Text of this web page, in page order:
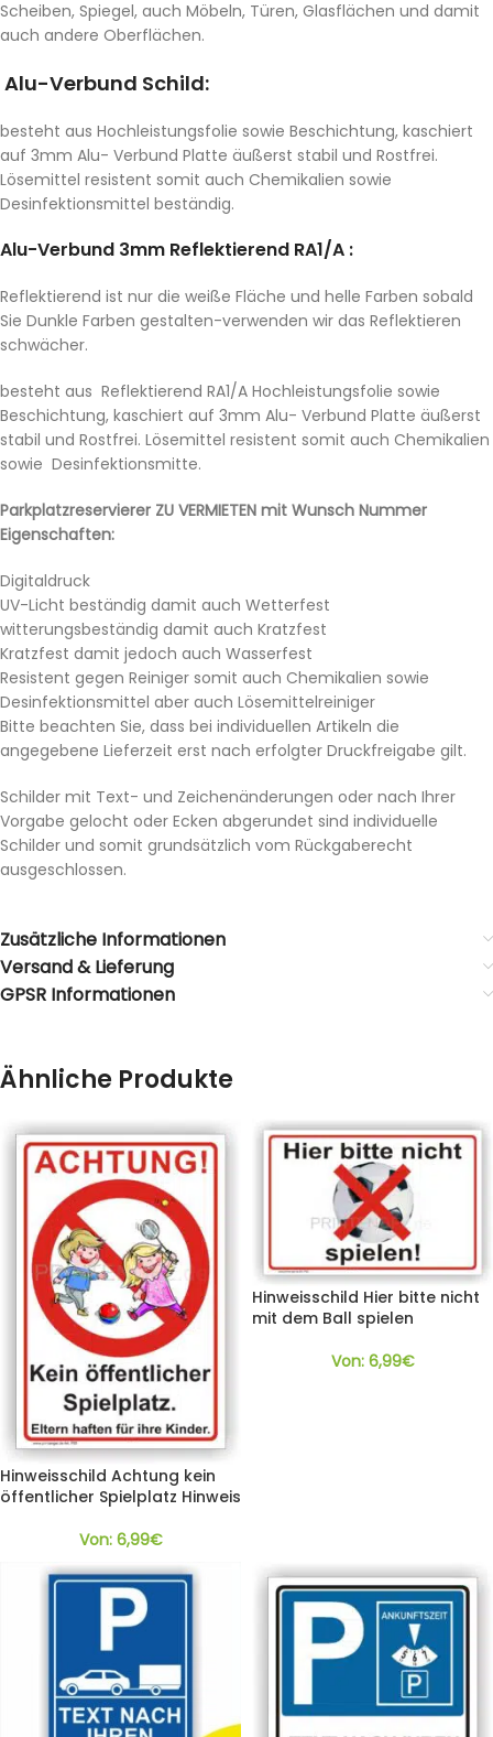
Scheiben, Spiegel, auch Möbeln, Türen, Glasflächen und damit
auch andere Oberflächen.
Alu-Verbund Schild:
besteht aus Hochleistungsfolie sowie Beschichtung, kaschiert
auf 3mm Alu- Verbund Platte äußerst stabil und Rostfrei.
Lösemittel resistent somit auch Chemikalien sowie
Desinfektionsmittel beständig.
Alu-Verbund 3mm Reflektierend RA1/A :
Reflektierend ist nur die weiße Fläche und helle Farben sobald
Sie Dunkle Farben gestalten-verwenden wir das Reflektieren
schwächer.
besteht aus Reflektierend RA1/A Hochleistungsfolie sowie
Beschichtung, kaschiert auf 3mm Alu- Verbund Platte äußerst
stabil und Rostfrei. Lösemittel resistent somit auch Chemikalien
sowie Desinfektionsmitte.
Parkplatzreservierer ZU VERMIETEN mit Wunsch Nummer
Eigenschaften:
Digitaldruck
UV-Licht beständig damit auch Wetterfest
witterungsbeständig damit auch Kratzfest
Kratzfest damit jedoch auch Wasserfest
Resistent gegen Reiniger somit auch Chemikalien sowie
Desinfektionsmittel aber auch Lösemittelreiniger
Bitte beachten Sie, dass bei individuellen Artikeln die
angegebene Lieferzeit erst nach erfolgter Druckfreigabe gilt.
Schilder mit Text- und Zeichenänderungen oder nach Ihrer
Vorgabe gelocht oder Ecken abgerundet sind individuelle
Schilder und somit grundsätzlich vom Rückgaberecht
ausgeschlossen.
Zusätzliche Informationen
Versand & Lieferung
GPSR Informationen
Ähnliche Produkte
Hinweisschild Achtung kein
öffentlicher Spielplatz Hinweis
Von: 6,99€
Hinweisschild Hier bitte nicht
mit dem Ball spielen
Von: 6,99€